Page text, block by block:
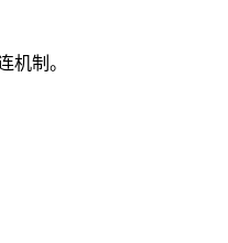
机制。